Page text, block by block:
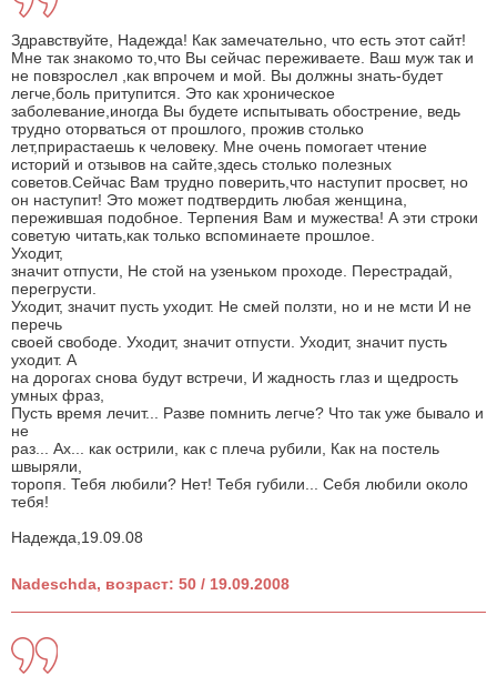
Здравствуйте, Надежда! Как замечательно, что есть этот сайт!
Мне так знакомо то,что Вы сейчас переживаете. Ваш муж так и
не повзрослел ,как впрочем и мой. Вы должны знать-будет
легче,боль притупится. Это как хроническое
заболевание,иногда Вы будете испытывать обострение, ведь
трудно оторваться от прошлого, прожив столько
лет,прирастаешь к человеку. Мне очень помогает чтение
историй и отзывов на сайте,здесь столько полезных
советов.Сейчас Вам трудно поверить,что наступит просвет, но
он наступит! Это может подтвердить любая женщина,
пережившая подобное. Терпения Вам и мужества! А эти строки
советую читать,как только вспоминаете прошлое.
Уходит,
значит отпусти, Не стой на узеньком проходе. Перестрадай,
перегрусти.
Уходит, значит пусть уходит. Не смей ползти, но и не мсти И не
перечь
своей свободе. Уходит, значит отпусти. Уходит, значит пусть
уходит. А
на дорогах снова будут встречи, И жадность глаз и щедрость
умных фраз,
Пусть время лечит... Разве помнить легче? Что так уже бывало и
не
раз... Ах... как острили, как с плеча рубили, Как на постель
швыряли,
торопя. Тебя любили? Нет! Тебя губили... Себя любили около
тебя!
Надежда,19.09.08
Nadeschda, возраст: 50 / 19.09.2008